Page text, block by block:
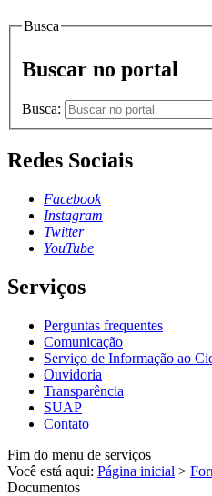
Busca
Buscar no portal
Busca:
Redes Sociais
Facebook
Instagram
Twitter
YouTube
Serviços
Perguntas frequentes
Comunicação
Serviço de Informação ao
Ouvidoria
Transparência
SUAP
Contato
Fim do menu de serviços
Você está aqui: Página inicial >
Documentos